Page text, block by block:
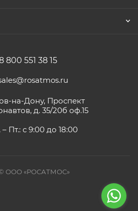
800 551 38 15
на-Дону, Проспект
д. 35/20б оф.15
Пт.: с 9:00 до 18:00
© ООО «РОСАТМОС»